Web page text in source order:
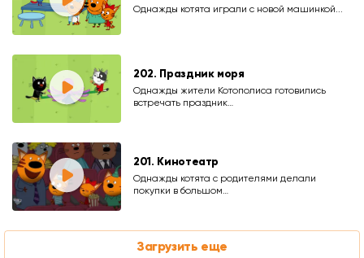
Однажды котята играли с новой машинкой...
202. Праздник моря
Однажды жители Котополиса готовились
встречать праздник…
201. Кинотеатр
Однажды котята с родителями делали
покупки в большом…
Загрузить еще